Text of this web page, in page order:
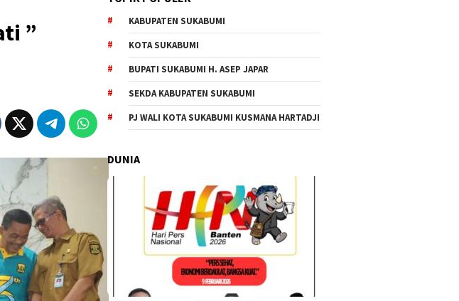
”
KABUPATEN SUKABUMI
KOTA SUKABUMI
BUPATI SUKABUMI H. ASEP JAPAR
SEKDA KABUPATEN SUKABUMI
PJ WALI KOTA SUKABUMI KUSMANA HARTADJI
DUNIA